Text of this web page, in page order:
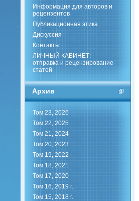
Информация для авторов и
рецензентов
Публикационная этика
Дискуссия
Контакты
ЛИЧНЫЙ КАБИНЕТ:
отправка и рецензирование
статей
Архив
Том 23, 2026
Том 22, 2025
Том 21, 2024
Том 20, 2023
Том 19, 2022
Том 18, 2021
Том 17, 2020
Том 16, 2019 г.
Том 15, 2018 г.